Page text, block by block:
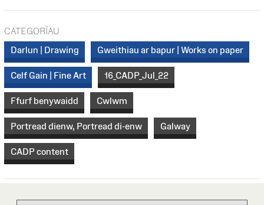
CATEGORÏAU
Darlun | Drawing
Gweithiau ar bapur | Works on paper
Celf Gain | Fine Art 16_CADP_Jul_22
Ffurf benywaidd Cwlwm
Portread dienw, Portread di-enw Galway
CADP content